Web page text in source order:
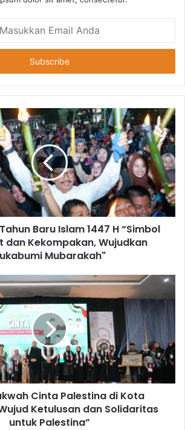
Baru Islam 1447 H “Simbol
dan Kekompakan, Wujudkan
Mubarakah"
Cinta Palestina di Kota
Ketulusan dan Solidaritas
untuk Palestina”